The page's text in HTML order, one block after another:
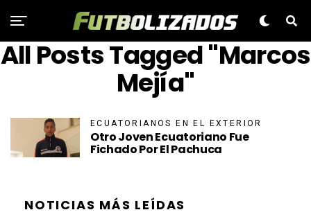
All Posts Tagged "Marcos
Mejía"
ECUATORIANOS EN EL EXTERIOR
Otro Joven Ecuatoriano Fue
Fichado Por El Pachuca
NOTICIAS MÁS LEÍDAS